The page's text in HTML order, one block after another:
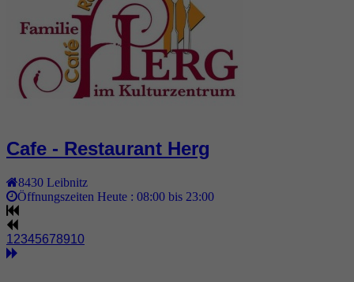
Cafe - Restaurant Herg
8430 Leibnitz
Öffnungszeiten Heute : 08:00 bis 23:00
1 2345678910